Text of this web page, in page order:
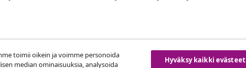
Peruuta tilaus
toimii oikein ja voimme personoida
median ominaisuuksia, analysoida
Hyväksy kaikki evästeet